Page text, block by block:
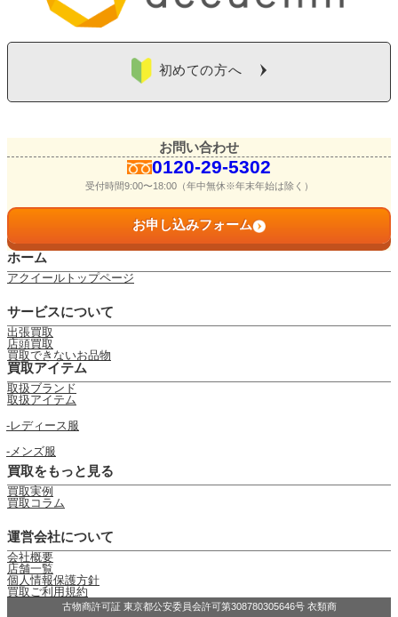
初めての方へ
お問い合わせ
0120-29-5302
受付時間9:00〜18:00（年中無休※年末年始は除く）
お申し込みフォーム
ホーム
アクイールトップページ
サービスについて
出張買取
店頭買取
買取できないお品物
買取アイテム
取扱ブランド
取扱アイテム
レディース服
メンズ服
買取をもっと見る
買取実例
買取コラム
運営会社について
会社概要
店舗一覧
個人情報保護方針
買取ご利用規約
古物商許可証 東京都公安委員会許可第308780305646号 衣類商